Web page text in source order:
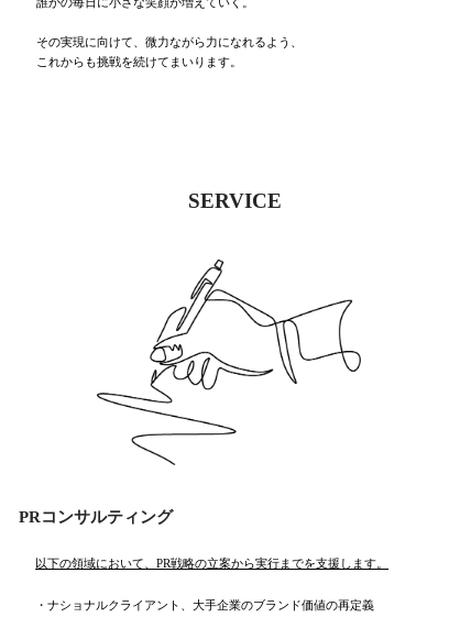
誰かの毎日に小さな笑顔が増えていく。
その実現に向けて、微力ながら力になれるよう、
これからも挑戦を続けてまいります。
SERVICE
PRコンサルティング
以下の領域において、PR戦略の立案から実行までを支援します。
・ナショナルクライアント、大手企業のブランド価値の再定義